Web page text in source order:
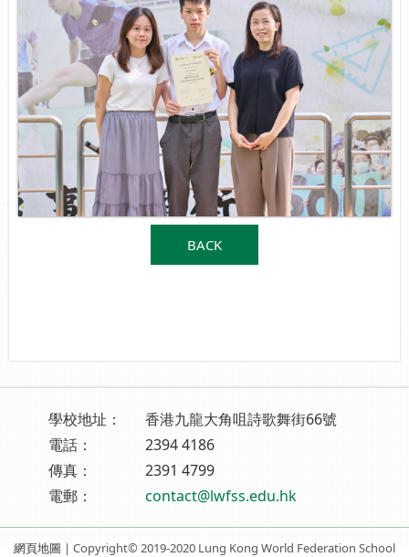
BACK
學校地址：
香港九龍大角咀詩歌舞街66號
電話：
2394 4186
傳真：
2391 4799
電郵：
contact@lwfss.edu.hk
網頁地圖 | Copyright© 2019-2020 Lung Kong World Federation School